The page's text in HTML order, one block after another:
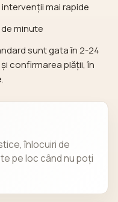
mai rapide
minute
sunt gata în 2-24
confirmarea plății, în
înlocuiri de
pe loc când nu poți